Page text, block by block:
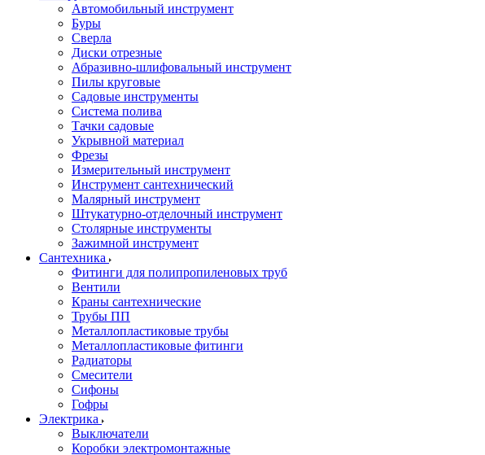
Автомобильный инструмент
Буры
Сверла
Диски отрезные
Абразивно-шлифовальный инструмент
Пилы круговые
Садовые инструменты
Система полива
Тачки садовые
Укрывной материал
Фрезы
Измерительный инструмент
Инструмент сантехнический
Малярный инструмент
Штукатурно-отделочный инструмент
Cтолярные инструменты
Зажимной инструмент
Сантехника
Фитинги для полипропиленовых труб
Вентили
Краны сантехнические
Трубы ПП
Металлопластиковые трубы
Металлопластиковые фитинги
Радиаторы
Смесители
Сифоны
Гофры
Электрика
Выключатели
Коробки электромонтажные